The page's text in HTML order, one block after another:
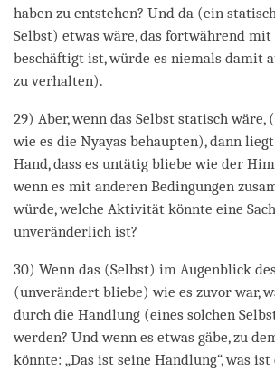
haben zu entstehen? Und da (ein
Selbst) etwas wäre, das fortwährend
beschäftigt ist, würde es niemals damit
zu verhalten).
29) Aber, wenn das Selbst statisch
wie es die Nyayas behaupten), dann
Hand, dass es untätig bliebe wie der
wenn es mit anderen Bedingungen
würde, welche Aktivität könnte eine
unveränderlich ist?
30) Wenn das (Selbst) im Augenblick
(unverändert bliebe) wie es zuvor war,
durch die Handlung (eines solchen
werden? Und wenn es etwas gäbe, zu
könnte: „Das ist seine Handlung“, was ist